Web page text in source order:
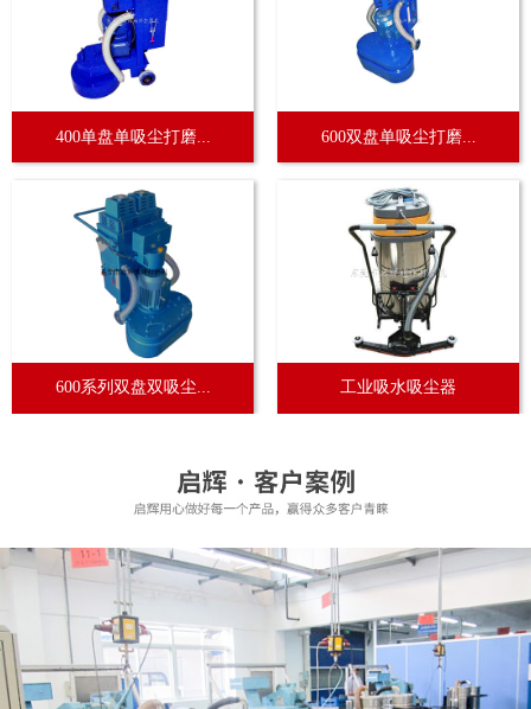
400单盘单吸尘打磨... 600双盘单吸尘打磨...
600系列双盘双吸尘... 工业吸水吸尘器